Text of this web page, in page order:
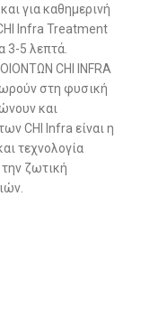
για καθημερινή
Infra Treatment
3-5 λεπτά.
CHI INFRA
στη φυσική
και
CHI Infra είναι η
τεχνολογία
ζωτική